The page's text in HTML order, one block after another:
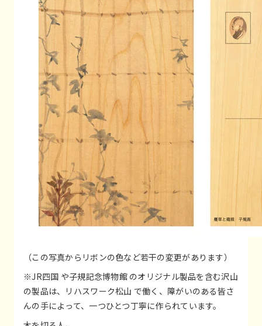
（この写真からリボンの色など若干の変更があります）
※JR四国 や子規記念博物館 のオリジナル製品を含む沢山
の製品は、リハスワーク松山 で働く、障がいのある皆さ
んの手によって、一つひとつ丁寧に作られています。